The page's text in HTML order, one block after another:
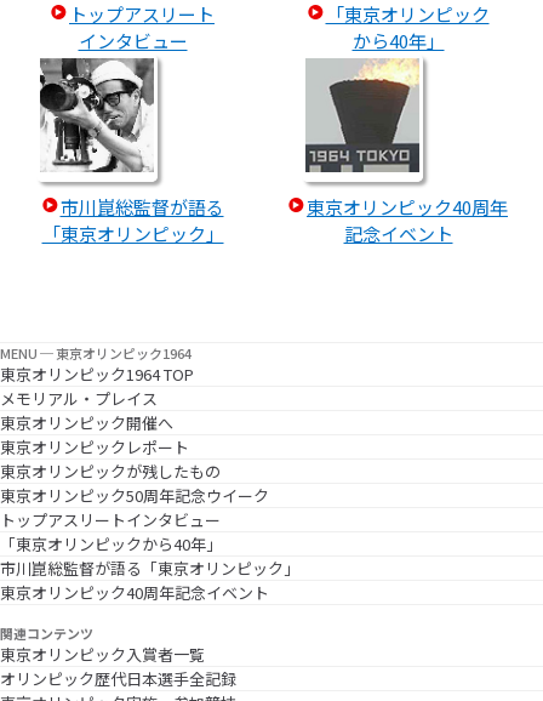
MENU ─ 東京オリンピック1964
東京オリンピック1964 TOP
メモリアル・プレイス
東京オリンピック開催へ
東京オリンピックレポート
東京オリンピックが残したもの
東京オリンピック50周年記念ウイーク
トップアスリートインタビュー
「東京オリンピックから40年」
市川崑総監督が語る「東京オリンピック」
東京オリンピック40周年記念イベント
関連コンテンツ
東京オリンピック入賞者一覧
オリンピック歴代日本選手全記録
トップアスリート
インタビュー
「東京オリンピック
から40年」
市川崑総監督が語る
「東京オリンピック」
東京オリンピック40周年
記念イベント